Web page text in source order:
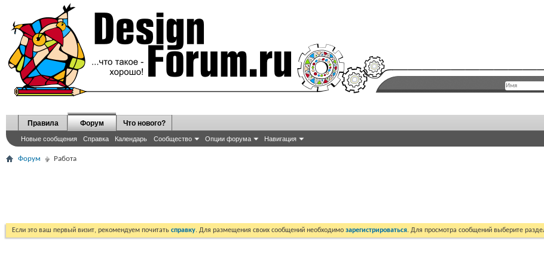
Правила Форум
Новые сообщения Справка Календарь Сообщество Опции форума Навигация
Что нового?
Форум Работа
Если это ваш первый визит, рекомендуем почитать справку. Для размещения своих сообщений необходимо зарегистрироваться. Для просмотра сообщений выберите